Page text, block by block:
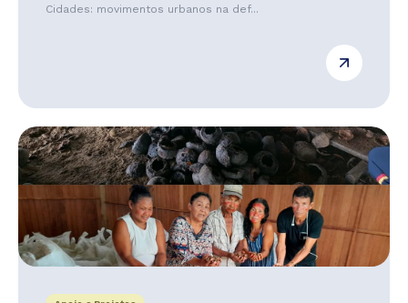
Cidades: movimentos urbanos na def...